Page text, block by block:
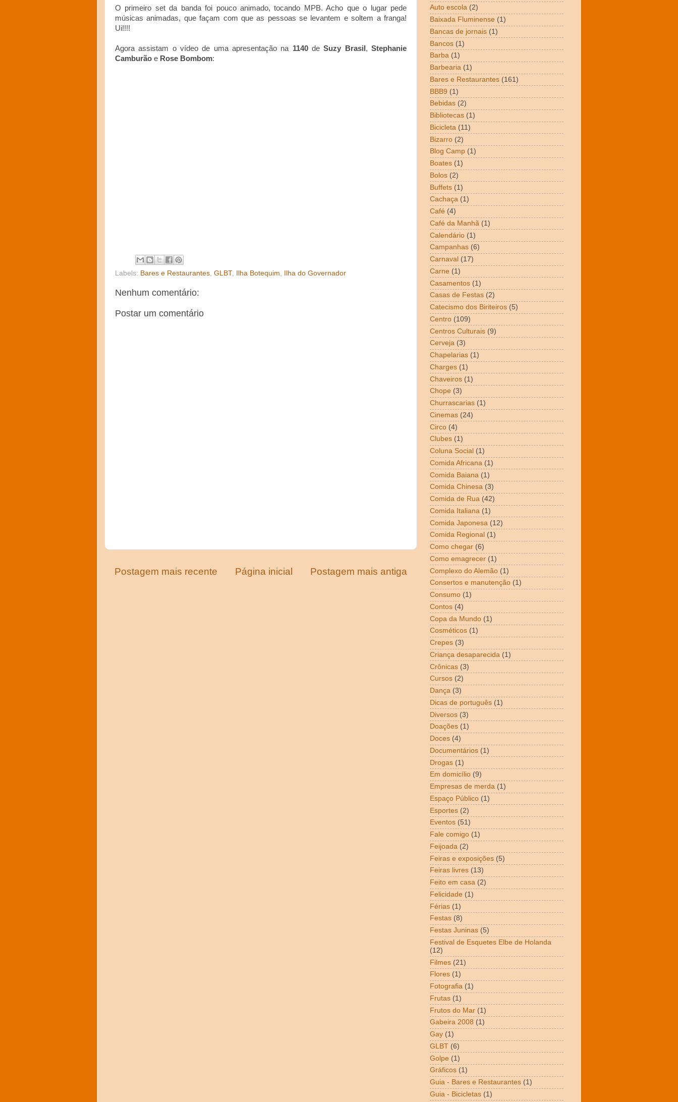
O primeiro set da banda foi pouco animado, tocando MPB. Acho que o lugar pede
músicas animadas, que façam com que as pessoas se levantem e soltem a franga!
Ui!!!!
Agora assistam o vídeo de uma apresentação na 1140deSuzy Brasil ,Stephanie
Camburão e Rose Bombom:
Labels: Bares e Restaurantes GLBT, Ilha Botequim Ilha do Governador
Nenhum comentário:
Postar um comentário
Postagem mais recente Postagem mais antiga
Página inicial
Auto escola (2)
Baixada Fluminense (1)
Bancas de jornais (1)
Bancos (1)
Barba (1)
Barbearia (1)
Bares e Restaurantes (161)
BBB9 (1)
Bebidas (2)
Bibliotecas (1)
Bicicleta (11)
Bizarro (2)
Blog Camp (1)
Boates (1)
Bolos (2)
Buffets (1)
Cachaça (1)
Café (4)
Café da Manhã (1)
Calendário (1)
Campanhas (6)
Carnaval (17)
Carne (1)
Casamentos (1)
Casas de Festas (2)
Catecismo dos Biriteiros (5)
Centro (109)
Centros Culturais (9)
Cerveja (3)
Chapelarias (1)
Charges (1)
Chaveiros (1)
Chope (3)
Churrascarias (1)
Cinemas (24)
Circo (4)
Clubes (1)
Coluna Social (1)
Comida Africana (1)
Comida Baiana (1)
Comida Chinesa (3)
Comida de Rua (42)
Comida Italiana (1)
Comida Japonesa (12)
Comida Regional (1)
Como chegar (6)
Como emagrecer (1)
Complexo do Alemão (1)
Consertos e manutenção (1)
Consumo (1)
Contos (4)
Copa da Mundo (1)
Cosméticos (1)
Crepes (3)
Criança desaparecida (1)
Crônicas (3)
Cursos (2)
Dança (3)
Dicas de português (1)
Diversos (3)
Doações (1)
Doces (4)
Documentários (1)
Drogas (1)
Em domicílio (9)
Empresas de merda (1)
Espaço Público (1)
Esportes (2)
Eventos (51)
Fale comigo (1)
Feijoada (2)
Feiras e exposições (5)
Feiras livres (13)
Feito em casa (2)
Felicidade (1)
Férias (1)
Festas (8)
Festas Juninas (5)
Festival de Esquetes Elbe de Holanda
(12)
Filmes (21)
Flores (1)
Fotografia (1)
Frutas (1)
Frutos do Mar (1)
Gabeira 2008 (1)
Gay (1)
GLBT (6)
Golpe (1)
Gráficos (1)
Guia - Bares e Restaurantes (1)
Guia - Bicicletas (1)